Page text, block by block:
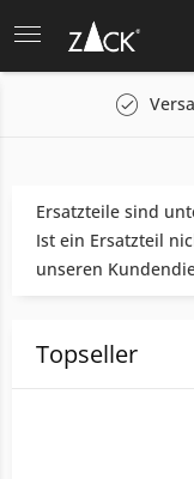
innerhalb 3-4
Ersatzteile sind
Ist ein Ersatzteil
unseren
Topseller